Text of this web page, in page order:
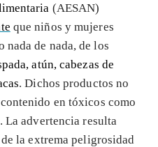
(AESAN)
que niños y mujeres
nada de nada, de los
atún, cabezas de
. Dichos productos no
en tóxicos como
. La advertencia resulta
la extrema peligrosidad